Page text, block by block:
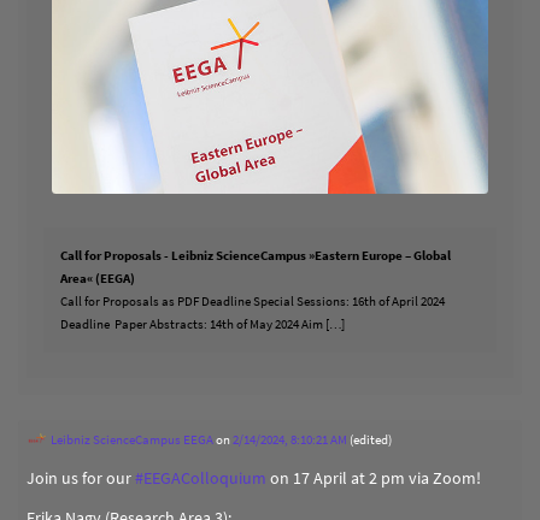
Call for Proposals - Leibniz ScienceCampus »Eastern Europe – Global
Area« (EEGA)
Call for Proposals as PDF Deadline Special Sessions: 16th of April 2024
Deadline Paper Abstracts: 14th of May 2024 Aim […]
Leibniz ScienceCampus EEGAon2/14/2024, 8:10:21 AM (edited)
Join us for our#EEGAColloquium on 17 April at 2 pm via Zoom!